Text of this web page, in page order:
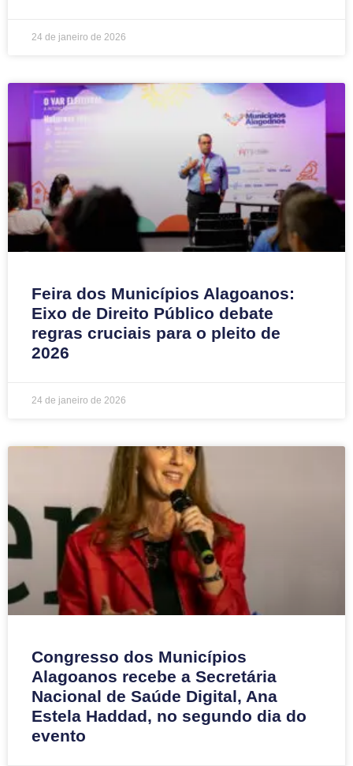
24 de janeiro de 2026
Feira dos Municípios Alagoanos:
Eixo de Direito Público debate
regras cruciais para o pleito de
2026
24 de janeiro de 2026
Congresso dos Municípios
Alagoanos recebe a Secretária
Nacional de Saúde Digital, Ana
Estela Haddad, no segundo dia do
evento